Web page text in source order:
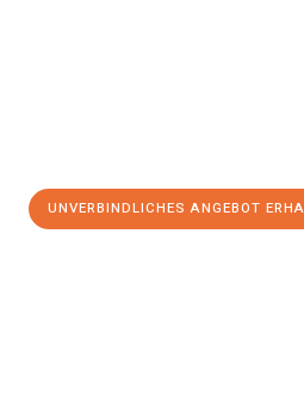
UNVERBINDLICHES ANGEBOT